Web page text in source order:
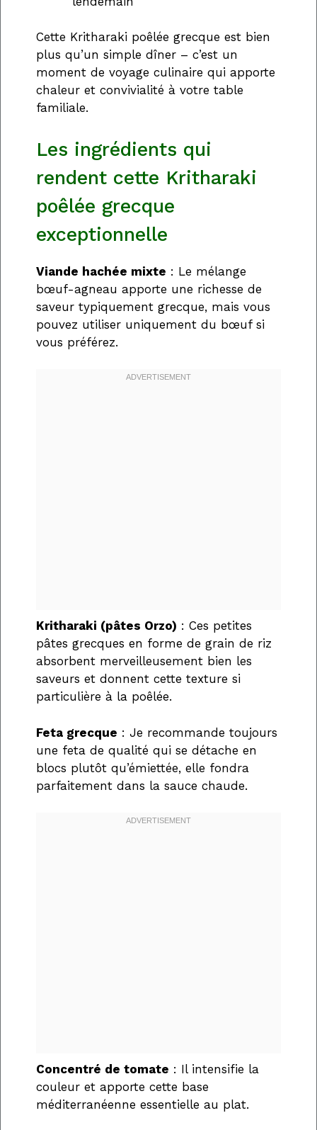
Cette Kritharaki poêlée grecque est bien
plus qu’un simple dîner – c’est un
moment de voyage culinaire qui apporte
chaleur et convivialité à votre table
familiale.
Les ingrédients qui
rendent cette Kritharaki
poêlée grecque
exceptionnelle
Viande hachée mixte : Le mélange
bœuf-agneau apporte une richesse de
saveur typiquement grecque, mais vous
pouvez utiliser uniquement du bœuf si
vous préférez.
Kritharaki (pâtes Orzo) : Ces petites
pâtes grecques en forme de grain de riz
absorbent merveilleusement bien les
saveurs et donnent cette texture si
particulière à la poêlée.
Feta grecque : Je recommande toujours
une feta de qualité qui se détache en
blocs plutôt qu’émiettée, elle fondra
parfaitement dans la sauce chaude.
Concentré de tomate : Il intensifie la
couleur et apporte cette base
méditerranéenne essentielle au plat.